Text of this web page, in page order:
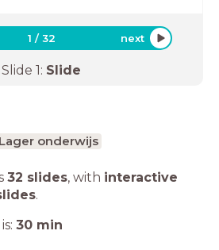
1 /32 next
Slide 1: Slide
Lager onderwijs
32 slides, with interactive
.
30 min